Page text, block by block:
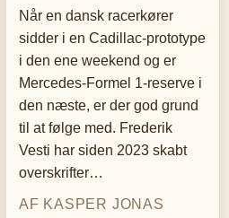
Når en dansk racerkører
sidder i en Cadillac-prototype
i den ene weekend og er
Mercedes-Formel 1-reserve i
den næste, er der god grund
til at følge med. Frederik
Vesti har siden 2023 skabt
overskrifter…
AF KASPER JONAS